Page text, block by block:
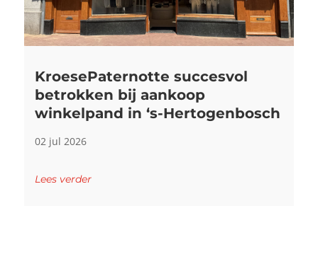
KroesePaternotte succesvol
betrokken bij aankoop
winkelpand in ‘s-Hertogenbosch
02 jul 2026
Lees verder